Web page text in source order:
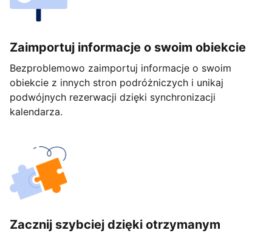
Zaimportuj informacje o swoim obiekcie
Bezproblemowo zaimportuj informacje o swoim
obiekcie z innych stron podróżniczych i unikaj
podwójnych rezerwacji dzięki synchronizacji
kalendarza.
Zacznij szybciej dzięki otrzymanym